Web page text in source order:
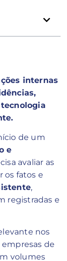
internas
de um
e
avaliar as
os fatos e
,
registradas e
nos
de
volumes